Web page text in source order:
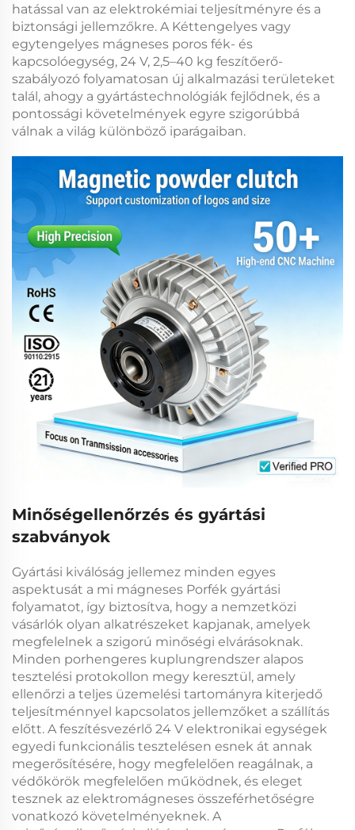
hatással van az elektrokémiai teljesítményre és a
biztonsági jellemzőkre. A Kéttengelyes vagy
egytengelyes mágneses poros fék- és
kapcsolóegység, 24 V, 2,5–40 kg feszítőerő-
szabályozó folyamatosan új alkalmazási területeket
talál, ahogy a gyártástechnológiák fejlődnek, és a
pontossági követelmények egyre szigorúbbá
válnak a világ különböző iparágaiban.
Minőségellenőrzés és gyártási
szabványok
Gyártási kiválóság jellemez minden egyes
aspektusát a mi mágneses Porfék gyártási
folyamatot, így biztosítva, hogy a nemzetközi
vásárlók olyan alkatrészeket kapjanak, amelyek
megfelelnek a szigorú minőségi elvárásoknak.
Minden porhengeres kuplungrendszer alapos
tesztelési protokollon megy keresztül, amely
ellenőrzi a teljes üzemelési tartományra kiterjedő
teljesítménnyel kapcsolatos jellemzőket a szállítás
előtt. A feszítésvezérlő 24 V elektronikai egységek
egyedi funkcionális tesztelésen esnek át annak
megerősítésére, hogy megfelelően reagálnak, a
védőkörök megfelelően működnek, és eleget
tesznek az elektromágneses összeférhetőségre
vonatkozó követelményeknek. A